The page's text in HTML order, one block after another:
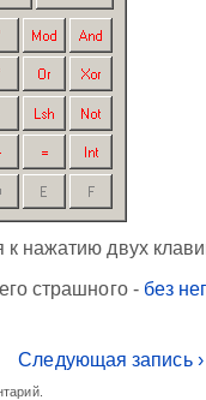
к нажатию двух
страшного - без
Следующая запись ›